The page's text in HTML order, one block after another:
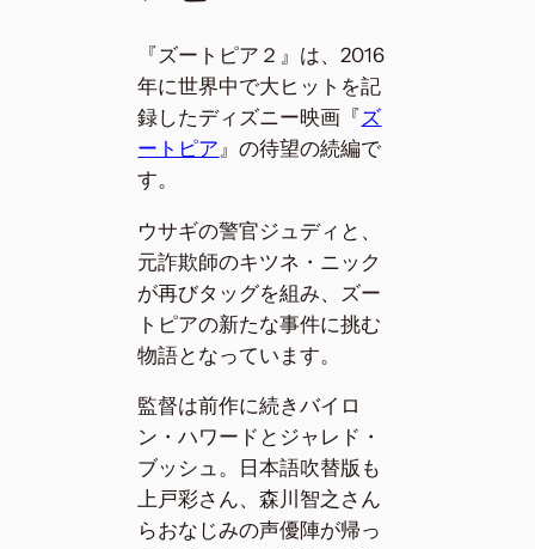
『ズートピア２』は、2016
年に世界中で大ヒットを記
録したディズニー映画『 ズ
ートピア 』の待望の続編で
す。
ウサギの警官ジュディと、
元詐欺師のキツネ・ニック
が再びタッグを組み、ズー
トピアの新たな事件に挑む
物語となっています。
監督は前作に続きバイロ
ン・ハワードとジャレド・
ブッシュ。日本語吹替版も
上戸彩さん、森川智之さん
らおなじみの声優陣が帰っ